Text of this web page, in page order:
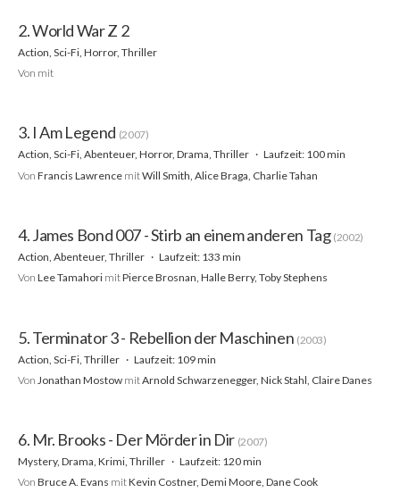
2. World War Z 2
Action, Sci-Fi, Horror, Thriller
Von mit
3. I Am Legend (2007)
Action, Sci-Fi, Abenteuer, Horror, Drama, Thriller
Laufzeit: 100 min
Von Francis Lawrence mitWill Smith, Alice Braga, Charlie Tahan
4. James Bond 007 - Stirb an einem anderen Tag (2002)
Action, Abenteuer, Thriller
Laufzeit: 133 min
Von Lee Tamahori mitPierce Brosnan, Halle Berry, Toby Stephens
5. Terminator 3 - Rebellion der Maschinen (2003)
Action, Sci-Fi, Thriller
Laufzeit: 109 min
Von Jonathan Mostow mitArnold Schwarzenegger, Nick Stahl, Claire Danes
6. Mr. Brooks - Der Mörder in Dir (2007)
Mystery, Drama, Krimi, Thriller
Laufzeit: 120 min
Von Bruce A. Evans mitKevin Costner, Demi Moore, Dane Cook